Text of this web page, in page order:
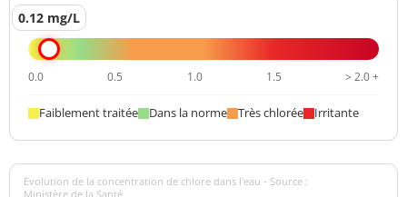
0.12 mg/L
0.0 0.5 1.0 1.5 > 2.0 +
Faiblement traitée Dans la norme Très chlorée Irritante
Evolution de la concentration de chlore dans l'eau - Source :
Ministère de la Santé